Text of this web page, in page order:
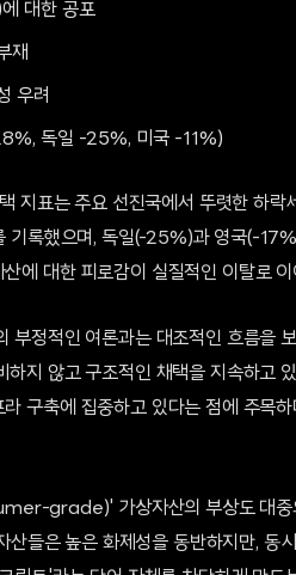
대한 공포
재
우려
독일 -25%, 미국 -11%)
지표는 주요 선진국에서 뚜렷한 하
록했으며, 독일(-25%)과 영국(-
에 대한 피로감이 실질적인 이탈로
부정적인 여론과는 대조적인 흐름을
지 않고 구조적인 채택을 지속하고
구축에 집중하고 있다는 점에 주목
grade)' 가상자산의 부상도 대중
들은 높은 화제성을 동반하지만, 동